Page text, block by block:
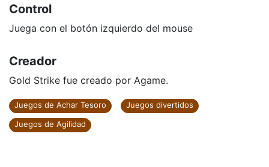
Control
Juega con el botón izquierdo del mouse
Creador
Gold Strike fue creado por Agame.
Juegos de Achar Tesoro
Juegos divertidos
Juegos de Agilidad